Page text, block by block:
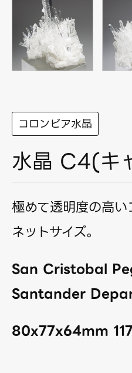
コロンビア水晶
水晶 C4(キ
極めて透明度の高
ネットサイズ。
San Cristobal
Santander
80x77x64mm